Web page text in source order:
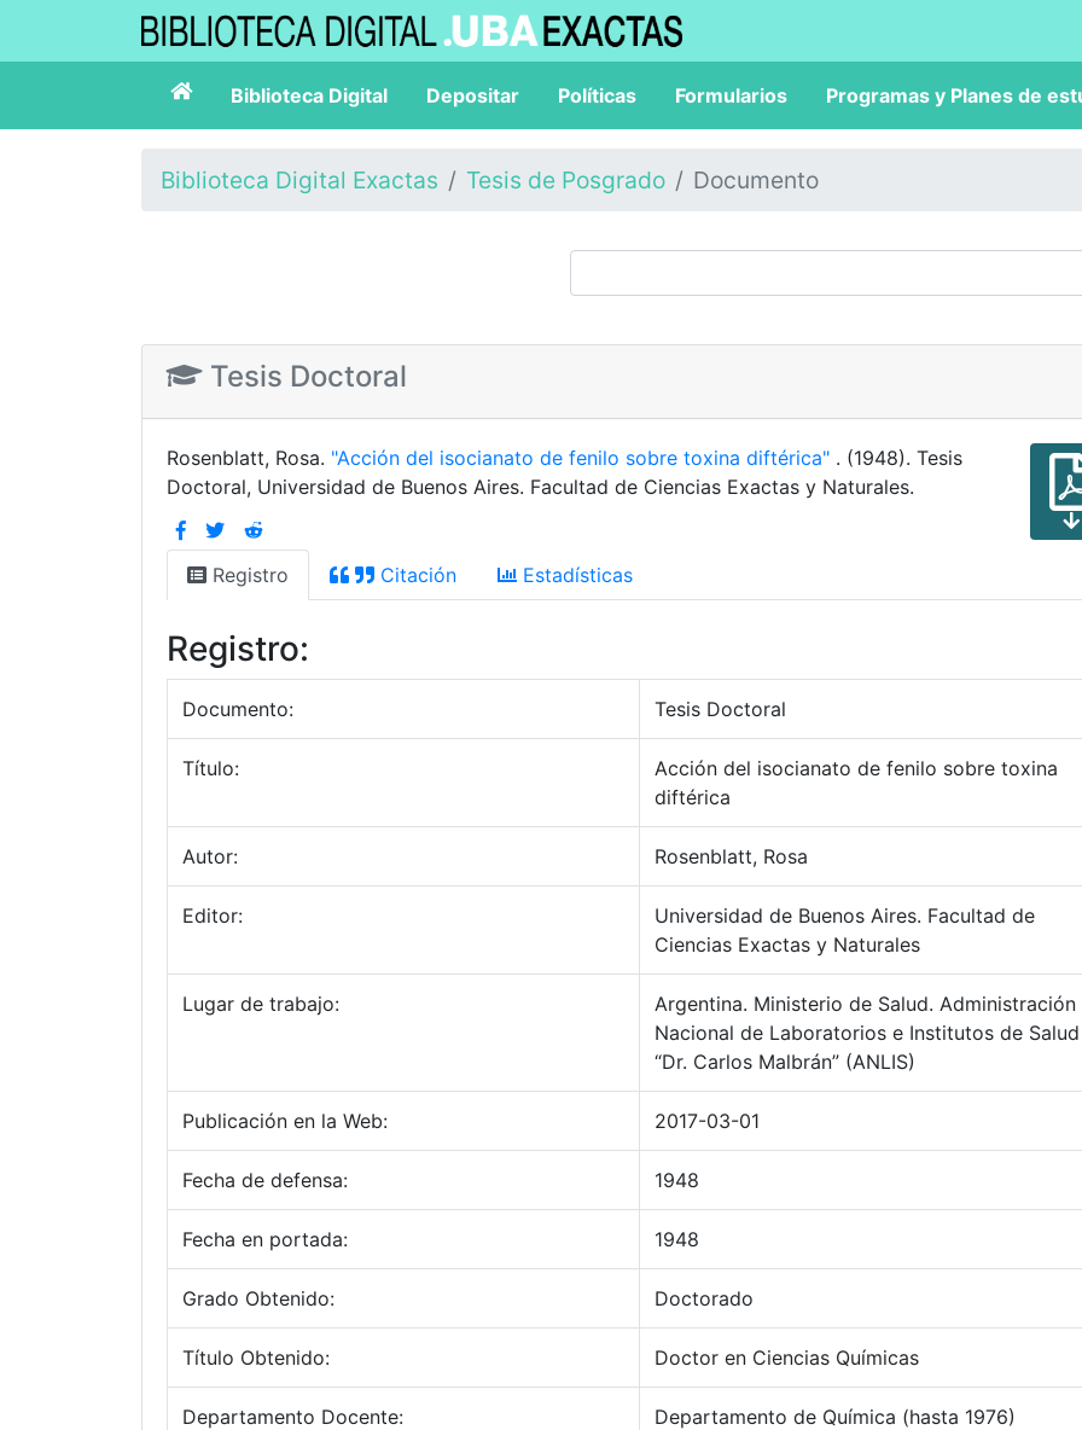
Biblioteca Digital Depositar Políticas Formularios Programas y Planes de
Biblioteca Digital Exactas Tesis de Posgrado Documento
Tesis Doctoral
Rosenblatt, Rosa. "Acción del isocianato de fenilo sobre toxina diftérica" . (1948). Tesis
Doctoral, Universidad de Buenos Aires. Facultad de Ciencias Exactas y Naturales.
Registro Citación Estadísticas
Registro:
Documento: Tesis Doctoral
Título:
Acción del isocianato de fenilo sobre toxina
diftérica
Autor: Rosenblatt, Rosa
Editor:
Universidad de Buenos Aires. Facultad de
Ciencias Exactas y Naturales
Lugar de trabajo:
Argentina. Ministerio de Salud. Administración
Nacional de Laboratorios e Institutos de Salud
“Dr. Carlos Malbrán” (ANLIS)
Publicación en la Web: 2017-03-01
Fecha de defensa: 1948
Fecha en portada: 1948
Grado Obtenido: Doctorado
Título Obtenido: Doctor en Ciencias Químicas
Departamento Docente: Departamento de Química (hasta 1976)